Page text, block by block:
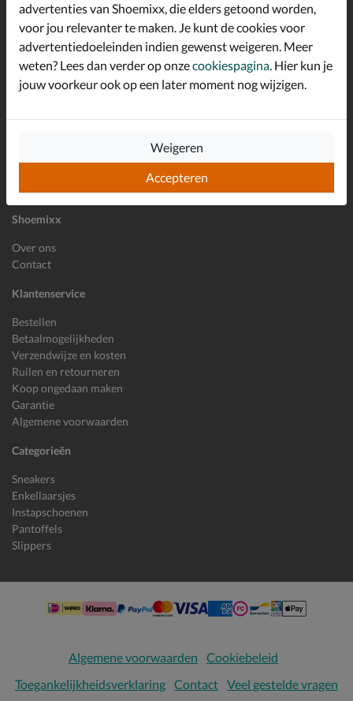
Shoemixx
Over ons
Contact
Klantenservice
Bestellen
Betaalmogelijkheden
Verzendwijze en kosten
Ruilen en retourneren
Koop ongedaan maken
Garantie
Algemene voorwaarden
Categorieën
Sneakers
Enkellaarsjes
Instapschoenen
Pantoffels
Slippers
Altijd op de hoogte zijn?
Schrijf je in voor de Shoemixx nieuwsbrief en ontvang €10,-
welkomstkorting!
Inschrijven
Algemene voorwaarden
Cookiebeleid
Toegankelijkheidsverklaring Contact Veel gestelde vragen
advertenties van Shoemixx, die elders getoond worden,
voor jou relevanter te maken. Je kunt de cookies voor
advertentiedoeleinden indien gewenst weigeren. Meer
weten? Lees dan verder op onzecookiespagina. Hier kun je
jouw voorkeur ook op een later moment nog wijzigen.
Accepteren
Weigeren